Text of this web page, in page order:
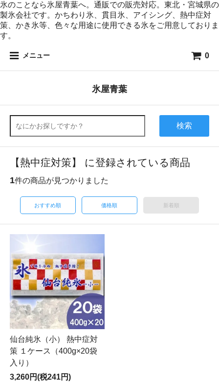
氷のことなら氷屋青葉へ。通販での販売対応。東北・宮城県の
製氷会社です。かちわり氷、貫目氷、アイシング、熱中症対
策、かき氷等、色々な用途に使用できる氷をご用意しておりま
す。
メニュー 0
氷屋青葉
検索
【熱中症対策】 に登録されている商品
1件の商品が見つかりました
おすすめ順 価格順 新着順
仙台純氷（小） 熱中症対
策 １ケース（400g×20袋
入り）
3,260円(税241円)